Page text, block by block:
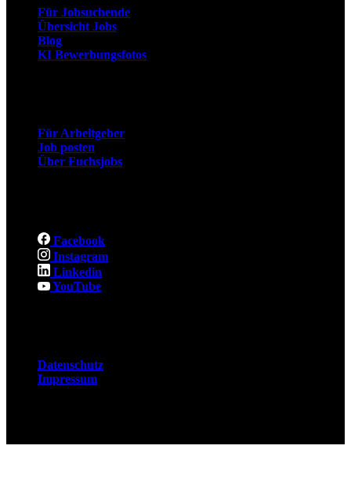
Für Jobsuchende
Übersicht Jobs
Blog
KI Bewerbungsfotos
Für Arbeitgeber
Job posten
Über Fuchsjobs
Facebook
Instagram
Linkedin
YouTube
Datenschutz
Impressum